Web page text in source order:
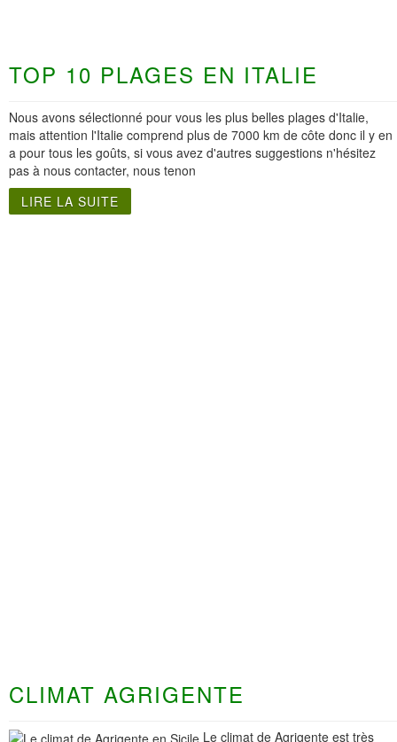
TOP 10 PLAGES EN ITALIE
Nous avons sélectionné pour vous les plus belles plages d'Italie,
mais attention l'Italie comprend plus de 7000 km de côte donc il y en
a pour tous les goûts, si vous avez d'autres suggestions n'hésitez
pas à nous contacter, nous tenon
LIRE LA SUITE
CLIMAT AGRIGENTE
Le climat de Agrigente est très